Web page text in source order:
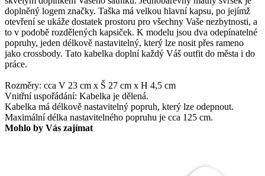
doplněný logem značky. Taška má velkou hlavní kapsu, po jejímž
otevření se ukáže dostatek prostoru pro všechny Vaše nezbytnosti, a
to v podobě rozdělených kapsiček. K modelu jsou dva odepínatelné
popruhy, jeden délkově nastavitelný, který lze nosit přes rameno
jako crossbody. Tato kabelka doplní každý Váš outfit do města i do
práce.
Rozměry: cca V 23 cm x Š 27 cm x H 4,5 cm
Vnitřní uspořádání: Kabelka je dělená.
Kabelka má délkově nastavitelný popruh, který lze odepnout.
Maximální délka nastavitelného popruhu je cca 125 cm.
Mohlo by Vás zajímat